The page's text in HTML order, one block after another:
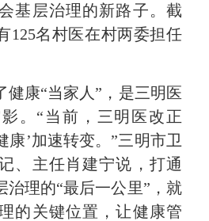
基层治理的新路子。截
125名村医在村两委担任
康“当家人”，是三明医
。“当前，三明医改正
康’加速转变。”三明市卫
、主任肖建宁说，打通
治理的“最后一公里”，就
的关键位置，让健康管